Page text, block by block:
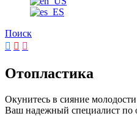
Поиск
Отопластика
Окунитесь в сияние
Ваш надежный специалист по